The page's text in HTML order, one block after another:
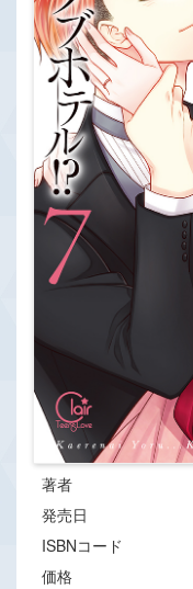
著者
発売日
ISBNコード
価格